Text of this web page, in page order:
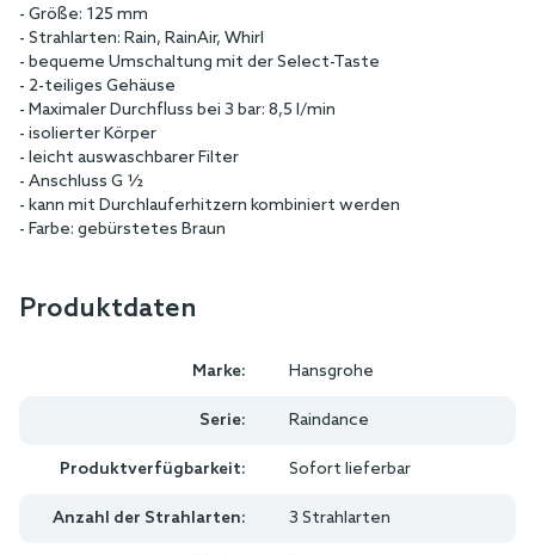
- Größe: 125 mm
- Strahlarten: Rain, RainAir, Whirl
- bequeme Umschaltung mit der Select-Taste
- 2-teiliges Gehäuse
- Maximaler Durchfluss bei 3 bar: 8,5 l/min
- isolierter Körper
- leicht auswaschbarer Filter
- Anschluss G ½
- kann mit Durchlauferhitzern kombiniert werden
- Farbe: gebürstetes Braun
Produktdaten
Marke: Hansgrohe
Serie: Raindance
Produktverfügbarkeit: Sofort lieferbar
Anzahl der Strahlarten: 3 Strahlarten